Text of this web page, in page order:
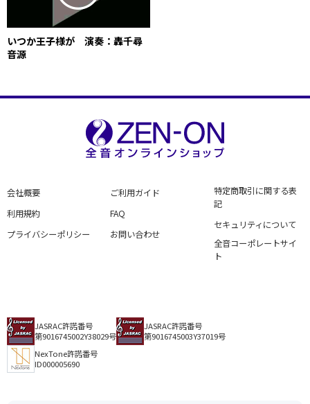
いつか王子様が 演奏：轟千尋
音源
会社概要
利用規約
プライバシーポリシー
ご利用ガイド
FAQ
お問い合わせ
特定商取引に関する表
記
セキュリティについて
全音コーポレートサイ
ト
JASRAC許諾番号
第9016745002Y38029号
JASRAC許諾番号
第9016745003Y37019号
NexTone許諾番号
ID000005690